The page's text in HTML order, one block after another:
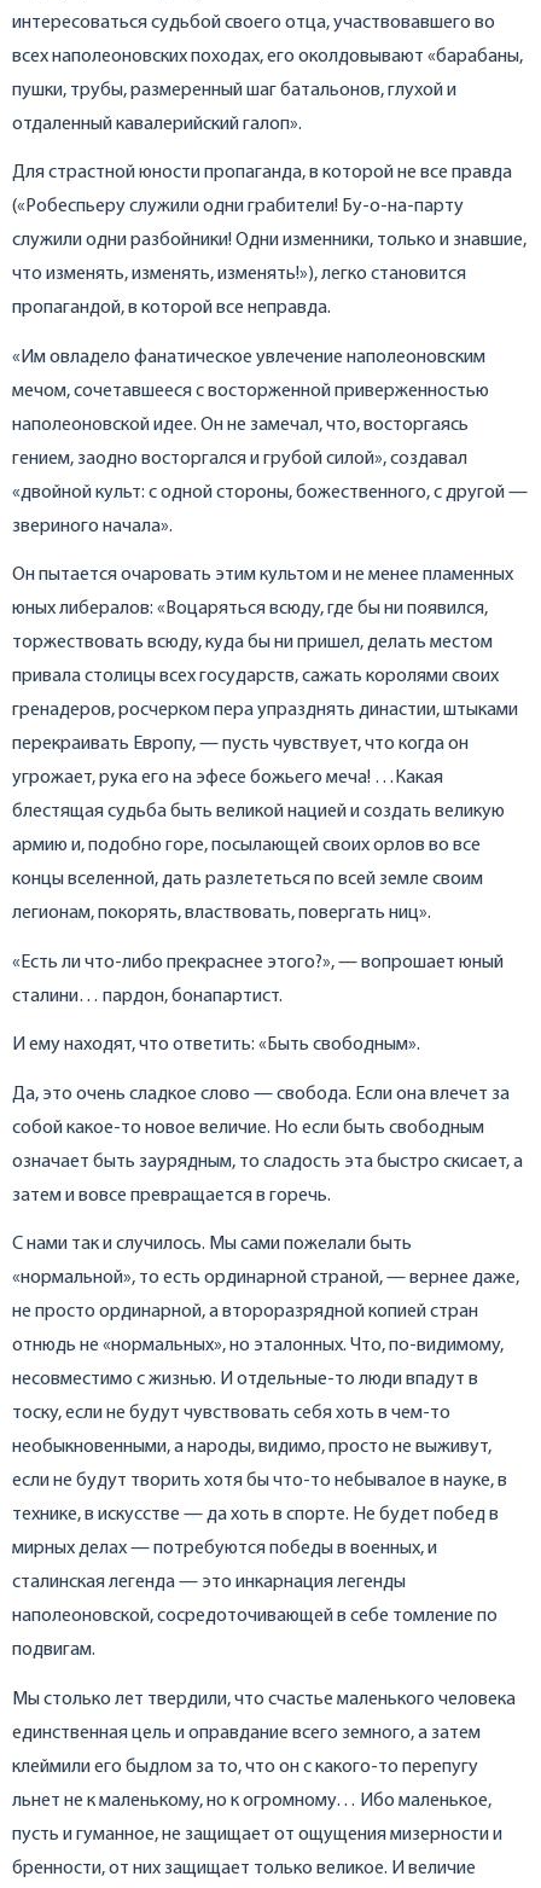
интересоваться судьбой своего отца, участвовавшего во
всех наполеоновских походах, его околдовывают «барабаны,
пушки, трубы, размеренный шаг батальонов, глухой и
отдаленный кавалерийский галоп».
Для страстной юности пропаганда, в которой не все правда
(«Робеспьеру служили одни грабители! Бу-о-на-парту
служили одни разбойники! Одни изменники, только и знавшие,
что изменять, изменять, изменять!»), легко становится
пропагандой, в которой все неправда.
«Им овладело фанатическое увлечение наполеоновским
мечом, сочетавшееся с восторженной приверженностью
наполеоновской идее. Он не замечал, что, восторгаясь
гением, заодно восторгался и грубой силой», создавал
«двойной культ: с одной стороны, божественного, с другой —
звериного начала».
Он пытается очаровать этим культом и не менее пламенных
юных либералов: «Воцаряться всюду, где бы ни появился,
торжествовать всюду, куда бы ни пришел, делать местом
привала столицы всех государств, сажать королями своих
гренадеров, росчерком пера упразднять династии, штыками
перекраивать Европу, — пусть чувствует, что когда он
угрожает, рука его на эфесе божьего меча! …Какая
блестящая судьба быть великой нацией и создать великую
армию и, подобно горе, посылающей своих орлов во все
концы вселенной, дать разлететься по всей земле своим
легионам, покорять, властвовать, повергать ниц».
«Есть ли что-либо прекраснее этого?», — вопрошает юный
сталини… пардон, бонапартист.
И ему находят, что ответить: «Быть свободным».
Да, это очень сладкое слово — свобода. Если она влечет за
собой какое-то новое величие. Но если быть свободным
означает быть заурядным, то сладость эта быстро скисает, а
затем и вовсе превращается в горечь.
С нами так и случилось. Мы сами пожелали быть
«нормальной», то есть ординарной страной, — вернее даже,
не просто ординарной, а второразрядной копией стран
отнюдь не «нормальных», но эталонных. Что, по-видимому,
несовместимо с жизнью. И отдельные-то люди впадут в
тоску, если не будут чувствовать себя хоть в чем-то
необыкновенными, а народы, видимо, просто не выживут,
если не будут творить хотя бы что-то небывалое в науке, в
технике, в искусстве — да хоть в спорте. Не будет побед в
мирных делах — потребуются победы в военных, и
сталинская легенда — это инкарнация легенды
наполеоновской, сосредоточивающей в себе томление по
подвигам.
Мы столько лет твердили, что счастье маленького человека
единственная цель и оправдание всего земного, а затем
клеймили его быдлом за то, что он с какого-то перепугу
льнет не к маленькому, но к огромному… Ибо маленькое,
пусть и гуманное, не защищает от ощущения мизерности и
бренности, от них защищает только великое. И величие